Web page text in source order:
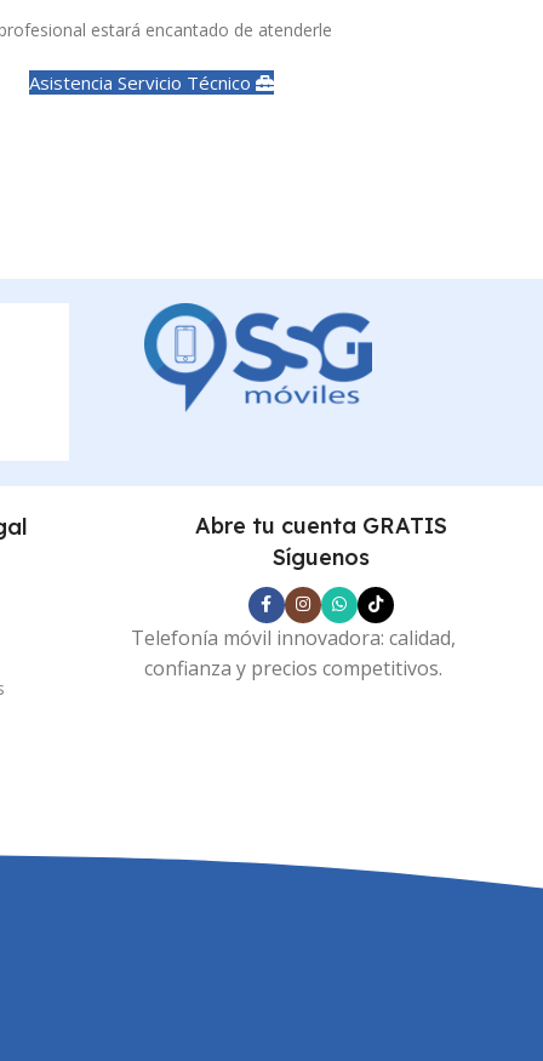
estará encantado de atenderle
Asistencia Servicio Técnico
Abre tu cuenta GRATIS
Síguenos
Telefonía móvil innovadora: calidad,
confianza y precios competitivos.